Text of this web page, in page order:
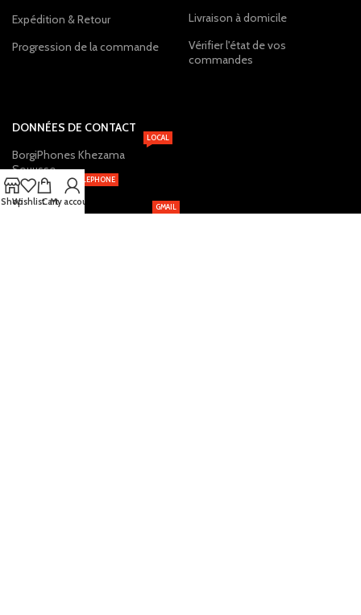
Expédition & Retour
Progression de la commande
Livraison à domicile
Vérifier l'état de vos
commandes
DONNÉES DE CONTACT
BorgiPhones Khezama
Souusse
LOCAL
+216 20 12 19 22
TELEPHONE
GMAIL
ShopWishlistCartMy account